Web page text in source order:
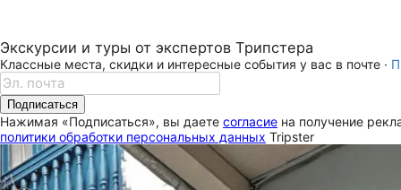
Экскурсии и туры от экспертов Трипстера
Классные места, скидки и интересные события у вас в почте ·
Подписаться
Нажимая «Подписаться», вы даете согласие на получение
политики обработки персональных данных Tripster